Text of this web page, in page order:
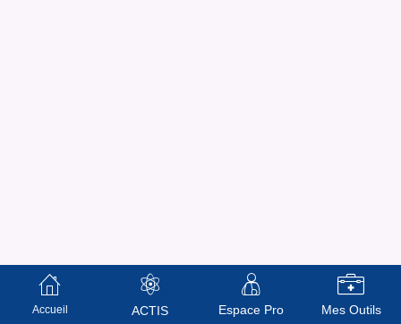
Accueil ACTIS Espace Pro Mes Outils